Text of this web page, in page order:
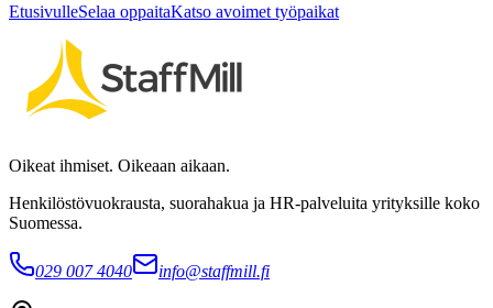
EtusivulleSelaa oppaitaKatso avoimet työpaikat
Oikeat ihmiset. Oikeaan aikaan.
Henkilöstövuokrausta, suorahakua ja HR-palveluita yrityksille koko
Suomessa.
029 007 4040 info@staffmill.fi